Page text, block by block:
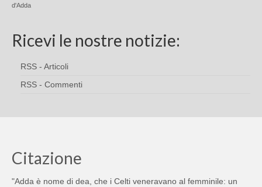
d'Adda
Ricevi le nostre notizie:
RSS - Articoli
RSS - Commenti
Citazione
"Adda è nome di dea, che i Celti veneravano al femminile: un